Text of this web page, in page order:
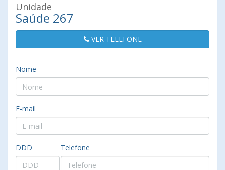
Unidade
Saúde 267
VER TELEFONE
Nome
E-mail
DDD Telefone